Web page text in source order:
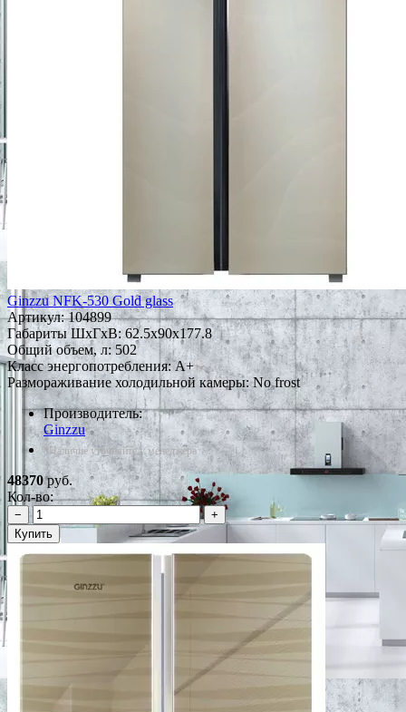
Ginzzu NFK-530 Gold glass
Артикул:104899
Габариты ШxГxВ: 62.5x90x177.8
Общий объем, л: 502
Класс энергопотребления: A+
Размораживание холодильной камеры: No frost
Производитель:
Ginzzu
*Наличие уточняйте у менеджера
48370руб.
Кол-во:
−
+
Купить